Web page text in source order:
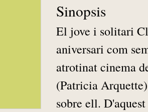
Sinopsis
El jove i solitari
aniversari com
atrotinat cinema
(Patricia
sobre ell.